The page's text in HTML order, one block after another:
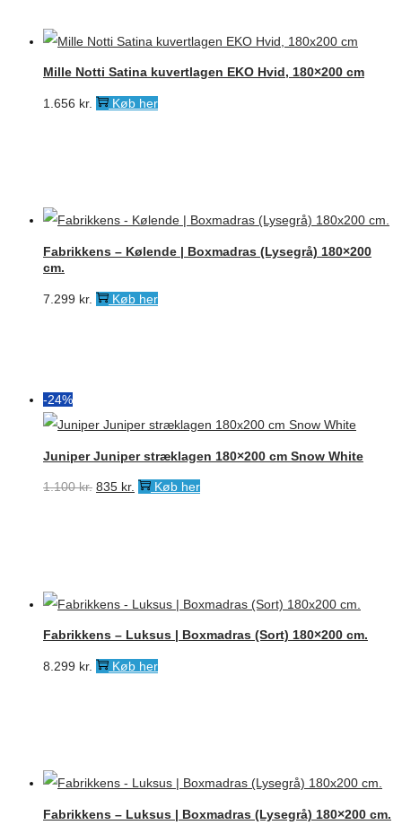
Mille Notti Satina kuvertlagen EKO Hvid, 180×200 cm
1.656 kr. Køb her
Fabrikkens – Kølende | Boxmadras (Lysegrå) 180×200
cm.
7.299 kr. Køb her
-24%
Juniper Juniper stræklagen 180×200 cm Snow White
1.100kr. Den
835 kr. DenKøb her
Fabrikkens – Luksus | Boxmadras (Sort) 180×200 cm.
8.299 kr. Køb her
Fabrikkens – Luksus | Boxmadras (Lysegrå) 180×200 cm.